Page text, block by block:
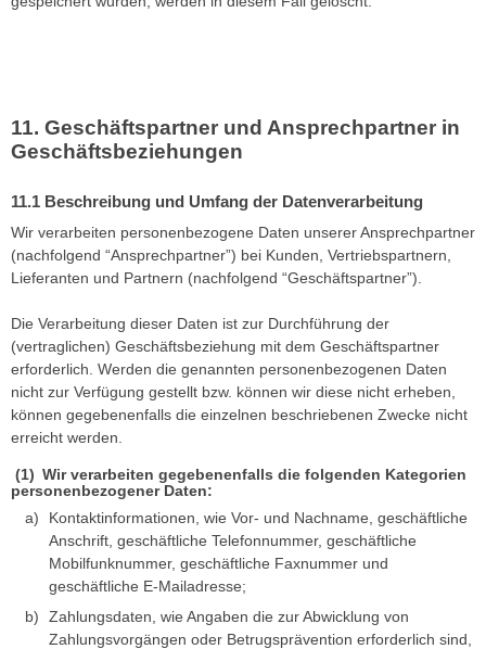
Geschäftspartner und Ansprechpartner in
Geschäftsbeziehungen
Beschreibung und Umfang der Datenverarbeitung
Wir verarbeiten personenbezogene Daten unserer Ansprechpartner
(nachfolgend “Ansprechpartner”) bei Kunden, Vertriebspartnern,
Lieferanten und Partnern (nachfolgend “Geschäftspartner”).
Die Verarbeitung dieser Daten ist zur Durchführung der
(vertraglichen) Geschäftsbeziehung mit dem Geschäftspartner
erforderlich. Werden die genannten personenbezogenen Daten
nicht zur Verfügung gestellt bzw. können wir diese nicht erheben,
können gegebenenfalls die einzelnen beschriebenen Zwecke nicht
erreicht werden.
Wir verarbeiten gegebenenfalls die folgenden Kategorien
personenbezogener Daten:
Kontaktinformationen, wie Vor- und Nachname, geschäftliche
Anschrift, geschäftliche Telefonnummer, geschäftliche
Mobilfunknummer, geschäftliche Faxnummer und
geschäftliche E-Mailadresse;
Zahlungsdaten, wie Angaben die zur Abwicklung von
Zahlungsvorgängen oder Betrugsprävention erforderlich sind,